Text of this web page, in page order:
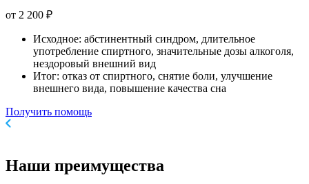
от 2 200 ₽
Исходное: абстинентный синдром, длительное
употребление спиртного, значительные дозы алкоголя,
нездоровый внешний вид
Итог: отказ от спиртного, снятие боли, улучшение
внешнего вида, повышение качества сна
Получить помощь
Наши преимущества